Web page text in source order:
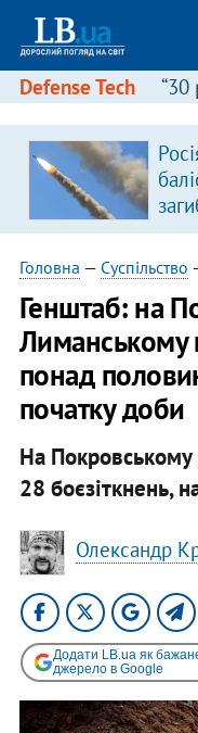
Defense Tech “30
Головна — Суспільство
Генштаб: на
Лиманському
понад
початку доби
На Покровському
28 боєзіткнень,
Олександр
Додати LB.ua як
джерело в Google